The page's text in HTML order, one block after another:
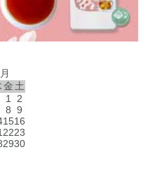
金 土
1
2
8 9
1516
2223
2930